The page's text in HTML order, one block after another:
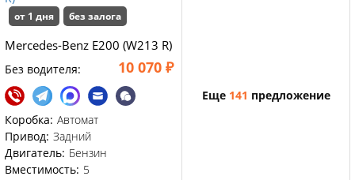
от 1 дня без залога
Mercedes-Benz E200 (W213 R)
Без водителя: 10 070 ₽
Коробка: Автомат
Привод: Задний
Двигатель: Бензин
Вместимость: 5
Еще 141 предложение